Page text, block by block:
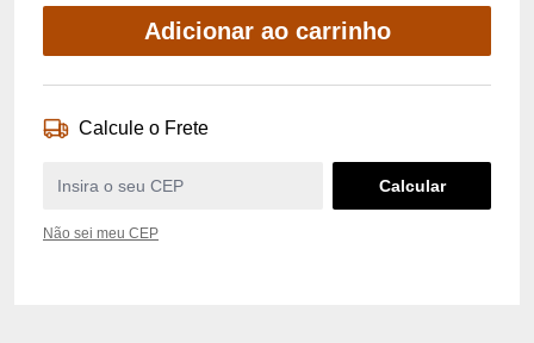
Adicionar ao carrinho
Calcule o Frete
Não sei meu CEP